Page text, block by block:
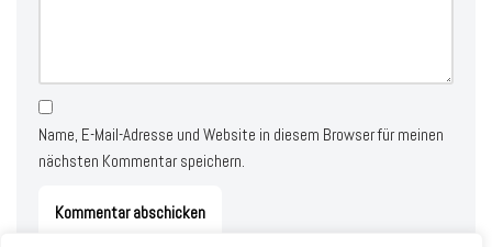
Name, E-Mail-Adresse und Website in diesem Browser für meinen
nächsten Kommentar speichern.